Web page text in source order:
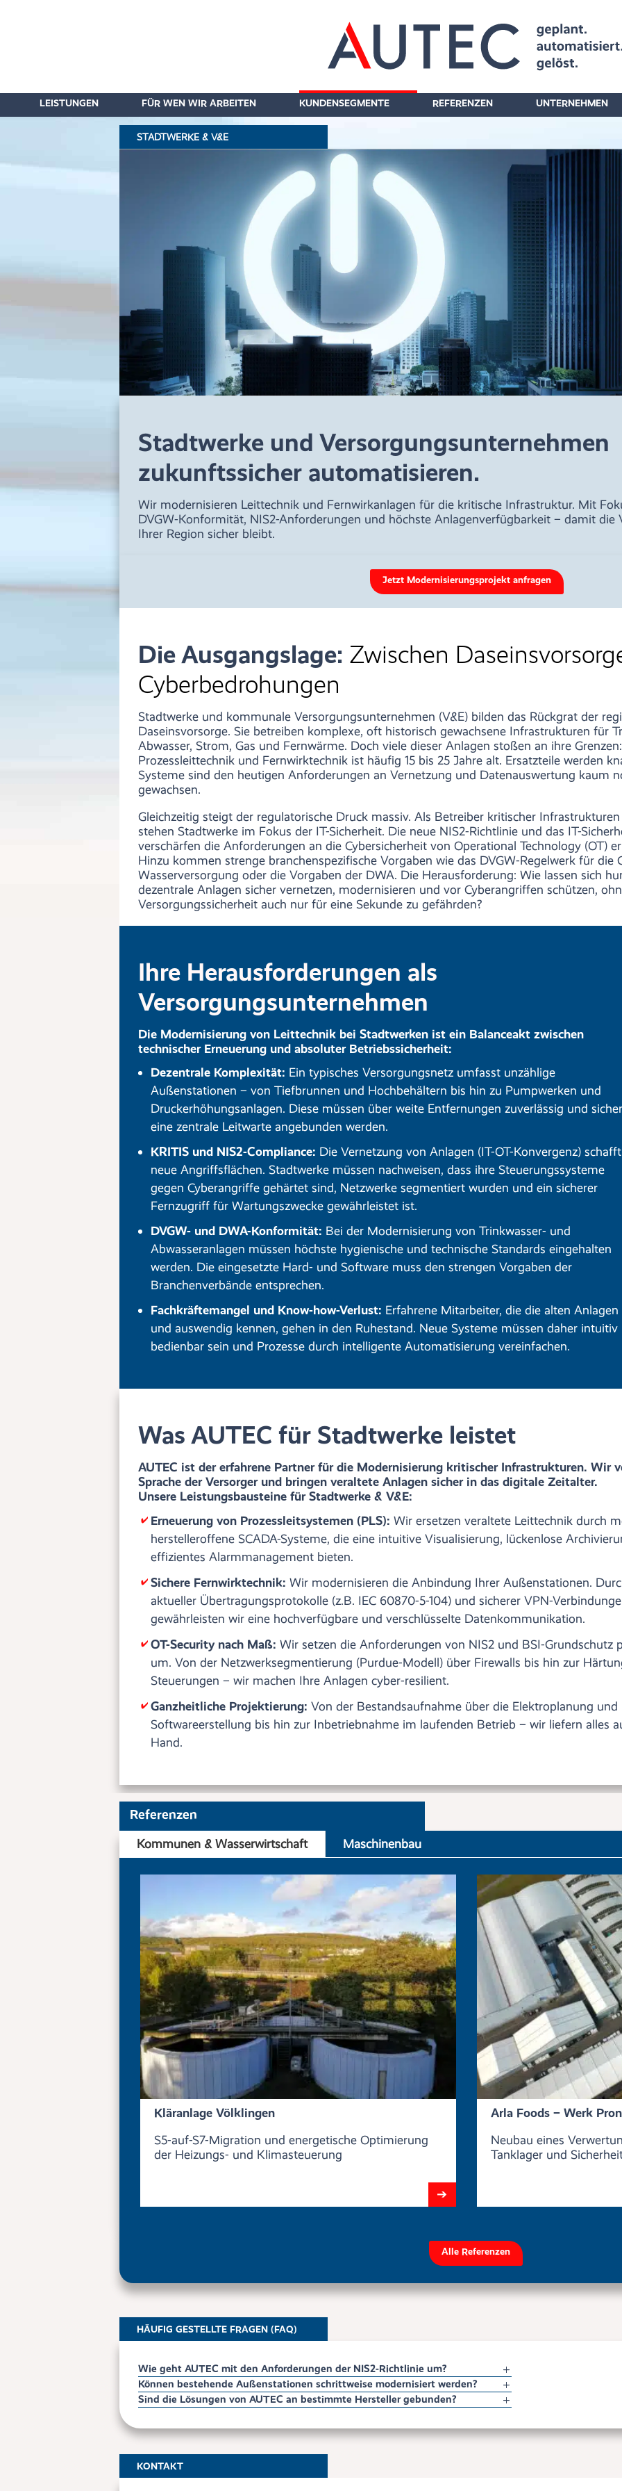
LEISTUNGEN FÜR WEN WIR ARBEITEN KUNDENSEGMENTE REFERENZEN UNTERNEHMEN
STADTWERKE & V&E
Stadtwerke und Versorgungsunternehmen
zukunftssicher automatisieren.
Wir modernisieren Leittechnik und Fernwirkanlagen für die kritische Infrastruktur. Mit
DVGW-Konformität, NIS2-Anforderungen und höchste Anlagenverfügbarkeit – damit die
Ihrer Region sicher bleibt.
Jetzt Modernisierungsprojekt anfragen
Die Ausgangslage: Zwischen
Cyberbedrohungen
Stadtwerke und kommunale Versorgungsunternehmen (V&E) bilden das Rückgrat der
Daseinsvorsorge. Sie betreiben komplexe, oft historisch gewachsene Infrastrukturen für
Abwasser, Strom, Gas und Fernwärme. Doch viele dieser Anlagen stoßen an ihre
Prozessleittechnik und Fernwirktechnik ist häufig 15 bis 25 Jahre alt. Ersatzteile werden
Systeme sind den heutigen Anforderungen an Vernetzung und Datenauswertung kaum
gewachsen.
Gleichzeitig steigt der regulatorische Druck massiv. Als Betreiber kritischer Infrastrukturen
stehen Stadtwerke im Fokus der IT-Sicherheit. Die neue NIS2-Richtlinie und das IT-
verschärfen die Anforderungen an die Cybersicherheit von Operational Technology (OT)
Hinzu kommen strenge branchenspezifische Vorgaben wie das DVGW-Regelwerk für die
Wasserversorgung oder die Vorgaben der DWA. Die Herausforderung: Wie lassen sich
dezentrale Anlagen sicher vernetzen, modernisieren und vor Cyberangriffen schützen,
Versorgungssicherheit auch nur für eine Sekunde zu gefährden?
Ihre Herausforderungen als
Versorgungsunternehmen
Die Modernisierung von Leittechnik bei Stadtwerken ist ein Balanceakt zwischen
technischer Erneuerung und absoluter Betriebssicherheit:
Dezentrale Komplexität: Ein typisches Versorgungsnetz umfasst unzählige
Außenstationen – von Tiefbrunnen und Hochbehältern bis hin zu Pumpwerken und
Druckerhöhungsanlagen. Diese müssen über weite Entfernungen zuverlässig und
eine zentrale Leitwarte angebunden werden.
KRITIS und NIS2-Compliance: Die Vernetzung von Anlagen (IT-OT-Konvergenz) schafft
neue Angriffsflächen. Stadtwerke müssen nachweisen, dass ihre Steuerungssysteme
gegen Cyberangriffe gehärtet sind, Netzwerke segmentiert wurden und ein sicherer
Fernzugriff für Wartungszwecke gewährleistet ist.
DVGW- und DWA-Konformität: Bei der Modernisierung von Trinkwasser- und
Abwasseranlagen müssen höchste hygienische und technische Standards eingehalten
werden. Die eingesetzte Hard- und Software muss den strengen Vorgaben der
Branchenverbände entsprechen.
Fachkräftemangel und Know-how-Verlust: Erfahrene Mitarbeiter, die die alten Anlagen
und auswendig kennen, gehen in den Ruhestand. Neue Systeme müssen daher intuitiv
bedienbar sein und Prozesse durch intelligente Automatisierung vereinfachen.
Was AUTEC für Stadtwerke leistet
AUTEC ist der erfahrene Partner für die Modernisierung kritischer Infrastrukturen. Wir
Sprache der Versorger und bringen veraltete Anlagen sicher in das digitale Zeitalter.
Unsere Leistungsbausteine für Stadtwerke & V&E:
Erneuerung von Prozessleitsystemen (PLS): Wir ersetzen veraltete Leittechnik durch
herstelleroffene SCADA-Systeme, die eine intuitive Visualisierung, lückenlose
effizientes Alarmmanagement bieten.
Sichere Fernwirktechnik: Wir modernisieren die Anbindung Ihrer Außenstationen.
aktueller Übertragungsprotokolle (z.B. IEC 60870-5-104) und sicherer VPN-
gewährleisten wir eine hochverfügbare und verschlüsselte Datenkommunikation.
OT-Security nach Maß: Wir setzen die Anforderungen von NIS2 und BSI-Grundschutz
um. Von der Netzwerksegmentierung (Purdue-Modell) über Firewalls bis hin zur
Steuerungen – wir machen Ihre Anlagen cyber-resilient.
Ganzheitliche Projektierung: Von der Bestandsaufnahme über die Elektroplanung und
Softwareerstellung bis hin zur Inbetriebnahme im laufenden Betrieb – wir liefern alles
Hand.
Referenzen
Kommunen & Wasserwirtschaft Maschinenbau
Kläranlage Völklingen
S5-auf-S7-Migration und energetische Optimierung
der Heizungs- und Klimasteuerung
➔
Arla Foods – Werk
Neubau eines
Tanklager und
Alle Referenzen
HÄUFIG GESTELLTE FRAGEN (FAQ)
Wie geht AUTEC mit den Anforderungen der NIS2-Richtlinie um?
Können bestehende Außenstationen schrittweise modernisiert werden?
Sind die Lösungen von AUTEC an bestimmte Hersteller gebunden?
KONTAKT